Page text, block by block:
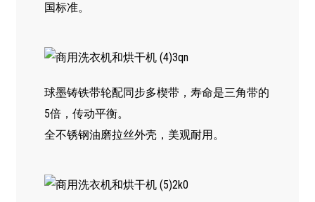
国标准。
球墨铸铁带轮配同步多楔带，寿命是三角带的
5倍，传动平衡。
全不锈钢油磨拉丝外壳，美观耐用。